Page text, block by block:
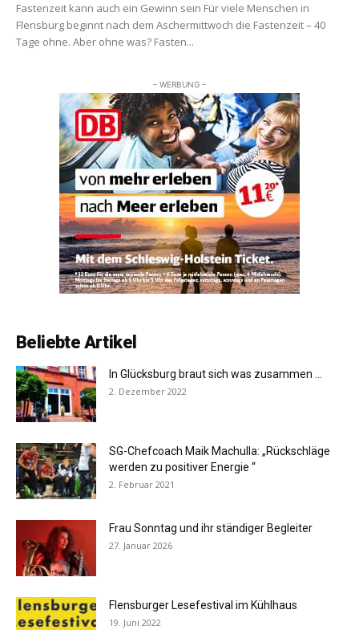
Fastenzeit kann auch ein Gewinn sein Für viele Menschen in
Flensburg beginnt nach dem Aschermittwoch die Fastenzeit – 40
Tage ohne. Aber ohne was? Fasten...
– WERBUNG –
Beliebte Artikel
In Glücksburg braut sich was zusammen …
2. Dezember 2022
SG-Chefcoach Maik Machulla: „Rückschläge
werden zu positiver Energie “
2. Februar 2021
Frau Sonntag und ihr ständiger Begleiter
27. Januar 2026
Flensburger Lesefestival im Kühlhaus
19. Juni 2022